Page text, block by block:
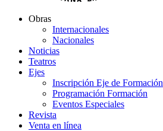
Obras
Internacionales
Nacionales
Noticias
Teatros
Ejes
Inscripción Eje de Formación
Programación Formación
Eventos Especiales
Revista
Venta en línea